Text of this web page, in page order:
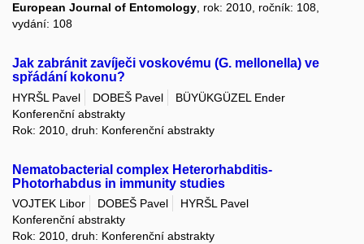
European Journal of Entomology, rok: 2010, ročník: 108,
vydání: 108
Jak zabránit zavíječi voskovému (G. mellonella) ve
spřádání kokonu?
HYRŠL Pavel DOBEŠ Pavel
BÜYÜKGÜZEL Ender
Konferenční abstrakty
Rok: 2010, druh: Konferenční abstrakty
Nematobacterial complex Heterorhabditis-
Photorhabdus in immunity studies
VOJTEK Libor DOBEŠ Pavel
HYRŠL Pavel
Konferenční abstrakty
Rok: 2010, druh: Konferenční abstrakty